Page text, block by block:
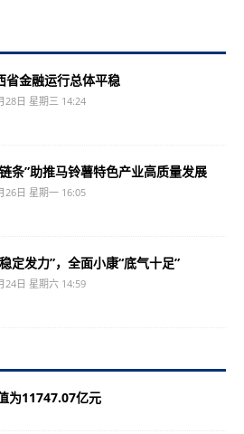
省金融运行总体平稳
28日 星期三 14:24
条”助推马铃薯特色产业高质量发展
26日 星期一 16:05
定发力”，全面小康“底气十足”
24日 星期六 14:59
为11747.07亿元